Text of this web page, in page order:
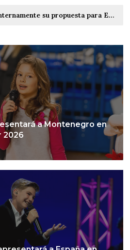
Austria podría elegir internamente su propuesta para Eurovisión 2027
a Montenegro en
2026